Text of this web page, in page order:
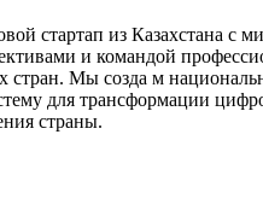
стартап из Казахстана с
и командой
стран. Мы созда м
для трансформации
страны.